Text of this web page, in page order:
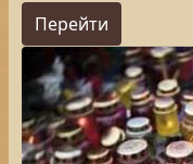
Перейти